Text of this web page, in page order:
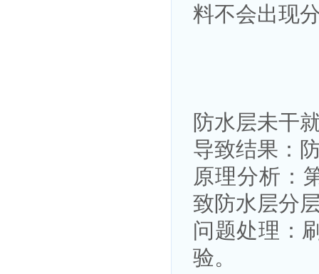
料不会出现
防水层未干
导致结果：
原理分析：
致防水层分
问题处理：
验。